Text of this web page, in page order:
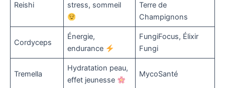
Reishi
stress, sommeil
Terre de
Champignons
Cordyceps
Énergie,
endurance
FungiFocus, Élixir
Fungi
Tremella
Hydratation peau,
effet jeunesse
MycoSanté